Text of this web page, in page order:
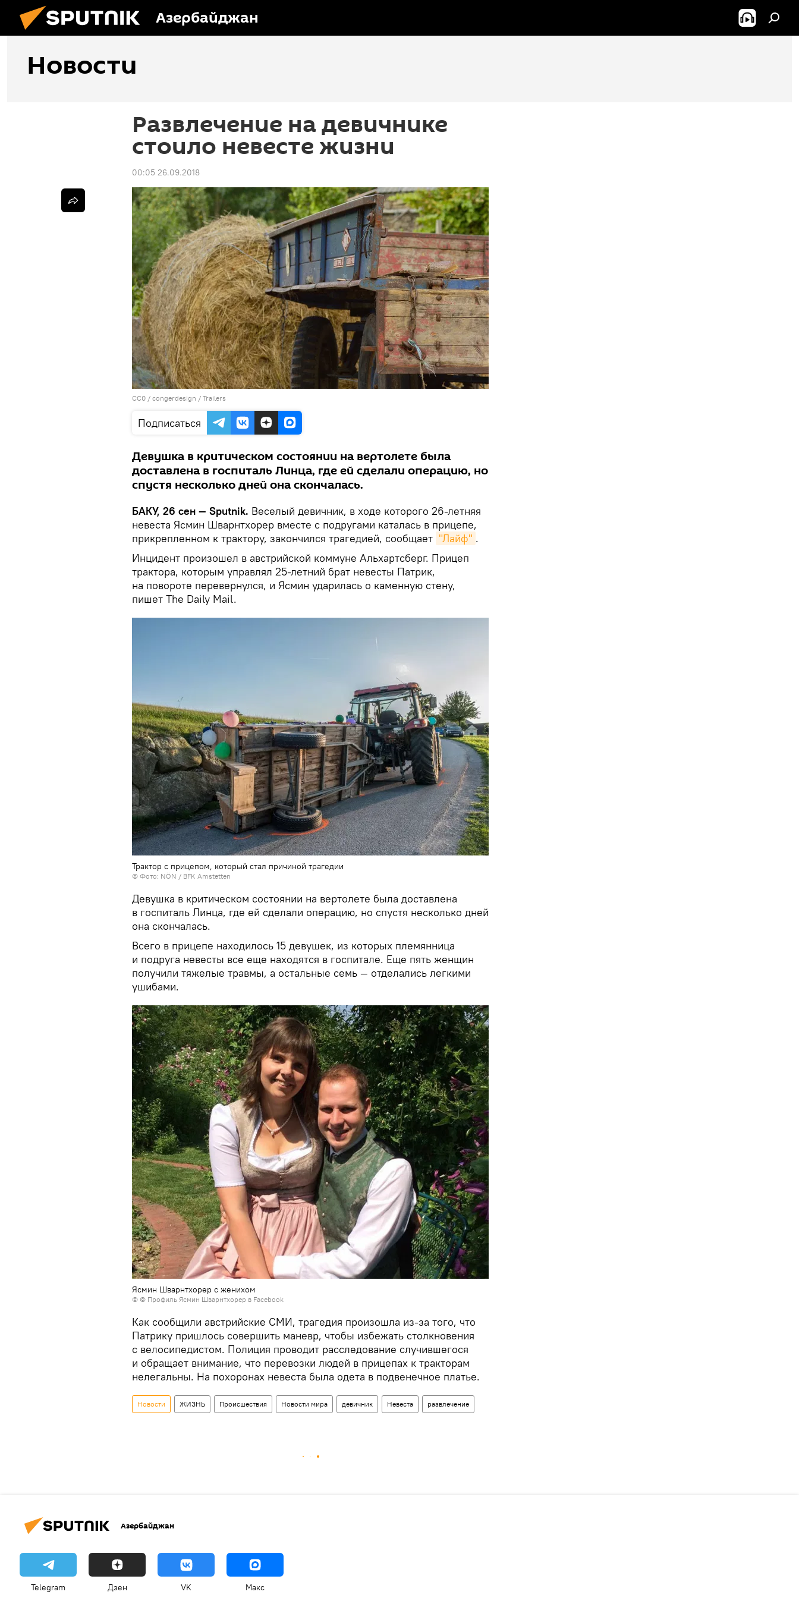
Азербайджан
Новости
Развлечение на девичнике
стоило невесте жизни
00:05 26.09.2018
CC0 / congerdesign / Trailers
Подписаться
Девушка в критическом состоянии на вертолете была
доставлена в госпиталь Линца, где ей сделали операцию, но
спустя несколько дней она скончалась.
БАКУ, 26 сен — Sputnik. Веселый девичник, в ходе которого 26-летняя
невеста Ясмин Шварнтхорер вместе с подругами каталась в прицепе,
прикрепленном к трактору, закончился трагедией, сообщает "Лайф" .
Инцидент произошел в австрийской коммуне Альхартсберг. Прицеп
трактора, которым управлял 25-летний брат невесты Патрик,
на повороте перевернулся, и Ясмин ударилась о каменную стену,
пишет The Daily Mail.
Трактор с прицепом, который стал причиной трагедии
© Фото: NÖN / BFK Amstetten
Девушка в критическом состоянии на вертолете была доставлена
в госпиталь Линца, где ей сделали операцию, но спустя несколько дней
она скончалась.
Всего в прицепе находилось 15 девушек, из которых племянница
и подруга невесты все еще находятся в госпитале. Еще пять женщин
получили тяжелые травмы, а остальные семь — отделались легкими
ушибами.
Ясмин Шварнтхорер с женихом
© © Профиль Ясмин Шварнтхорер в Facebook
Как сообщили австрийские СМИ, трагедия произошла из-за того, что
Патрику пришлось совершить маневр, чтобы избежать столкновения
с велосипедистом. Полиция проводит расследование случившегося
и обращает внимание, что перевозки людей в прицепах к тракторам
нелегальны. На похоронах невеста была одета в подвенечное платье.
Новости ЖИЗНЬ Происшествия Новости мира девичник Невеста развлечение
Азербайджан
Telegram Дзен VK Макс